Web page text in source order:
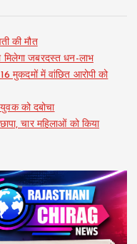
की मौत
मिलेगा जबरदस्त धन-लाभ
मुकदमों में वांछित आरोपी को
को दबोचा
चार महिलाओं को किया